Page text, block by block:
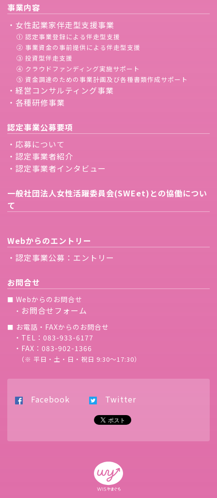
事業内容
・女性起業家伴走型支援事業
① 認定事業登録による伴走型支援
② 事業資金の事前提供による伴走型支援
③ 投資型伴走支援
④ クラウドファンディング実施サポート
⑤ 資金調達のための事業計画及び各種書類作成サポート
・経営コンサルティング事業
・各種研修事業
認定事業公募要項
・応募について
・認定事業者紹介
・認定事業者インタビュー
一般社団法人女性活躍委員会(SWEet)との協働につい
て
Webからのエントリー
・認定事業公募：エントリー
お問合せ
■ Webからのお問合せ
・ お問合せフォーム
■ お電話・FAXからのお問合せ
・TEL：083-933-6177
・FAX：083-902-1366
（※ 平日・土・日・祝日 9:30〜17:30）
Facebook Twitter